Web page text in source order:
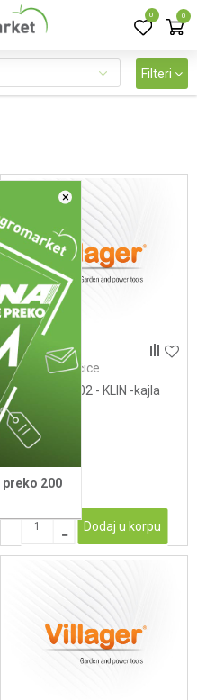
0 0
×
preko 200
Filteri
Delovi kosačice
00260050202 - KLIN -kajla
3,50
Dodaj u korpu